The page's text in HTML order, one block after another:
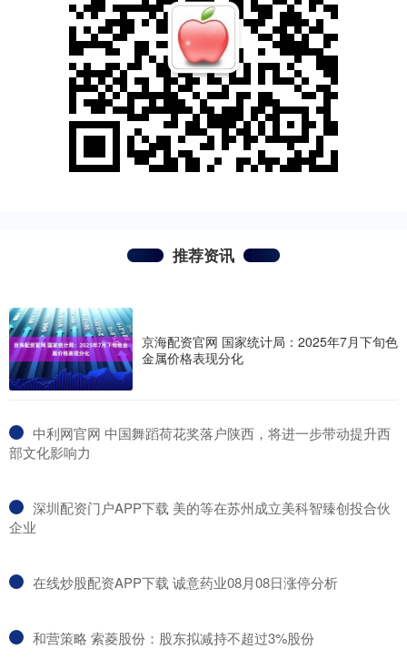
推荐资讯
京海配资官网 国家统计局：2025年7月下旬色
金属价格表现分化
​中利网官网 中国舞蹈荷花奖落户陕西，将进一步带动提升西
部文化影响力
​深圳配资门户APP下载 美的等在苏州成立美科智臻创投合伙
企业
​在线炒股配资APP下载 诚意药业08月08日涨停分析
​和营策略 索菱股份：股东拟减持不超过3%股份